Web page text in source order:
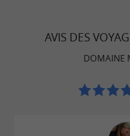
authentiqueet
Des réceptions aux
réussies au
AVIS DES
DOMAINE